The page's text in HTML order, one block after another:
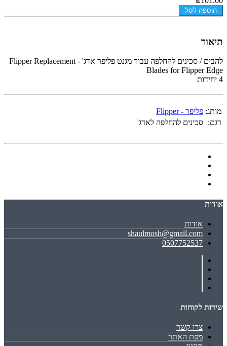
הוספה לסל
תיאור
להבים / סכינים להחלפה עבור מגנט פליפר אדג' - Flipper Replacement
Blades for Flipper Edge
4 יחידות
מותג: פליפר - Flipper
דגם: סכינים להחלפה לאדג'
אודות
אודות
shaulmosh@gmail.com
0507752537
שירות לקוחות
צרו קשר
מפת האתר